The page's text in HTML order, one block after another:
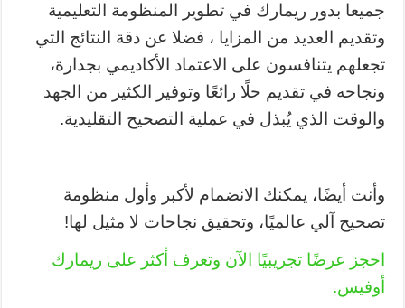
جميعا بدور ريمارك في تطوير المنظومة التعليمية
وتقديم العديد من المزايا ، فضلا عن دقة النتائج التي
تجعلهم يتنافسون على الاعتماد الأكاديمي بجدارة،
ونجاحه في تقديم حلًا رائعًا وتوفير الكثير من الجهد
والوقت الذي يُبذل في عملية التصحيح التقليدية.
وأنت أيضًا، يمكنك الانضمام لأكبر وأول منظومة
تصحيح آلي عالميًا، وتحقيق نجاحات لا مثيل لها!
احجز عرضًا تجريبيًا الآن وتعرف أكثر على ريمارك
أوفيس.